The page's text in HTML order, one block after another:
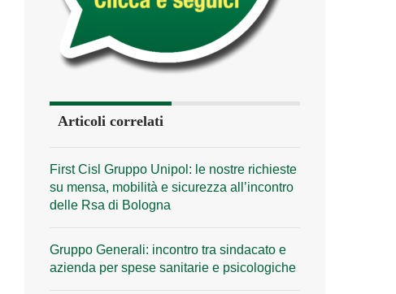
Articoli correlati
First Cisl Gruppo Unipol: le nostre richieste
su mensa, mobilità e sicurezza all’incontro
delle Rsa di Bologna
Gruppo Generali: incontro tra sindacato e
azienda per spese sanitarie e psicologiche